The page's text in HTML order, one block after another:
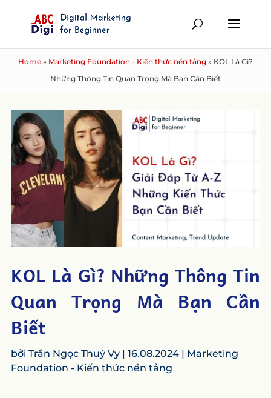
Home » Marketing Foundation - Kiến thức nền tảng » KOL Là Gì?
Những Thông Tin Quan Trọng Mà Bạn Cần Biết
KOL Là Gì? Những Thông Tin
Quan Trọng Mà Bạn Cần
Biết
bởi Trần Ngọc Thuý Vy| 16.08.2024| Marketing
Foundation - Kiến thức nền tảng